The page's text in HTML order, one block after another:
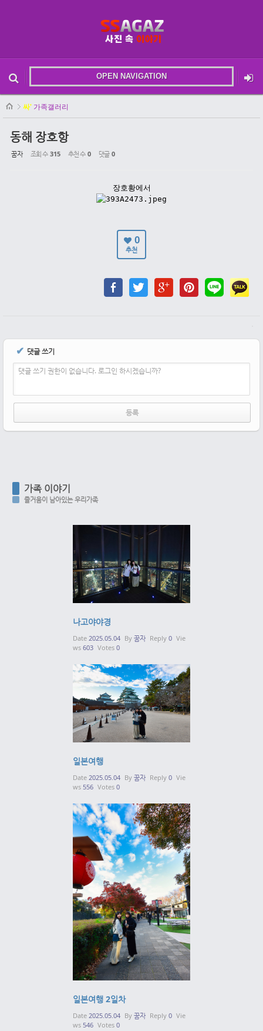
메뉴 건너뛰기
OPEN NAVIGATION
본문시작
싸' 가족갤러리
동해 장호항
꿈자 조회 수 315 추천 수 0 댓글 0
장호황에서
0
추천
✔ 댓글 쓰기
댓글 쓰기 권한이 없습니다. 로그인 하시겠습니까?
가족 이야기
즐거움이 남아있는 우리가족
나고야야경
Date 2025.05.04 By 꿈자 Reply 0 Vie
ws 603 Votes 0
일본여행
Date 2025.05.04 By 꿈자 Reply 0 Vie
ws 556 Votes 0
일본여행 2일차
Date 2025.05.04 By 꿈자 Reply 0 Vie
ws 546 Votes 0
Sketchbook5, 스케치북5
Sketchbook5, 스케치북5